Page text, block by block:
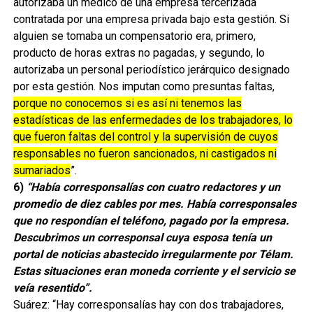
contratada por una empresa privada bajo esta gestión. Si
alguien se tomaba un compensatorio era, primero,
producto de horas extras no pagadas, y segundo, lo
autorizaba un personal periodístico jerárquico designado
por esta gestión. Nos imputan como presuntas faltas,
porque no conocemos si es así ni tenemos las
estadísticas de las enfermedades de los trabajadores, lo
que fueron faltas del control y la supervisión de cuyos
responsables no fueron sancionados, ni castigados ni
sumariados”.
6) “Había corresponsalías con cuatro redactores y un
promedio de diez cables por mes. Había corresponsales
que no respondían el teléfono, pagado por la empresa.
Descubrimos un corresponsal cuya esposa tenía un
portal de noticias abastecido irregularmente por Télam.
Estas situaciones eran moneda corriente y el servicio se
veía resentido”.
Suárez: “Hay corresponsalías hay con dos trabajadores,